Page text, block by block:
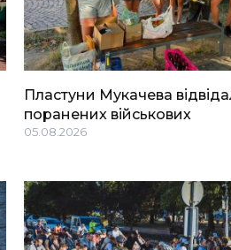
Пластуни Мукачева
поранених військових
05.08.2026